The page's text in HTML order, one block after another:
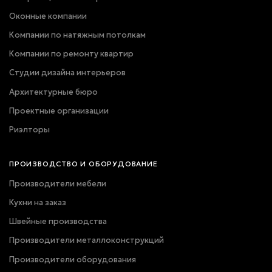
Оконные компании
Компании по натяжным потолкам
Компании по ремонту квартир
Студии дизайна интерьеров
Архитектурные бюро
Проектные организации
Риэлторы
ПРОИЗВОДСТВО И ОБОРУДОВАНИЕ
Производители мебели
Кухни на заказ
Швейные производства
Производители металлоконструкций
Производители оборудования